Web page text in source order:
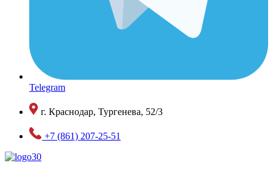
Telegram
г. Краснодар, Тургенева, 52/3
+7 (861) 207-25-51